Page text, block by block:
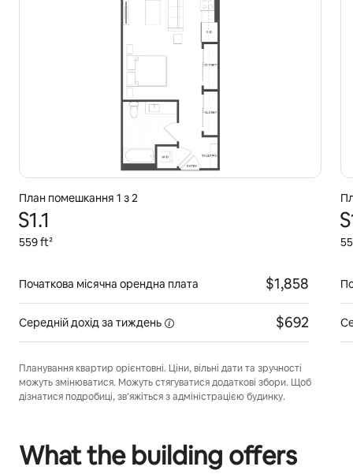
План помешкання 1 з 2
S1.1
559 ft²
Початкова місячна орендна плата $1,858
Середній дохідза тиждень $692
Планування квартир орієнтовні. Ціни, вільні дати та зручності
можуть змінюватися. Можуть стягуватися додаткові збори. Щоб
дізнатися подробиці, зв’яжіться з адміністрацією будинку.
What the building offers